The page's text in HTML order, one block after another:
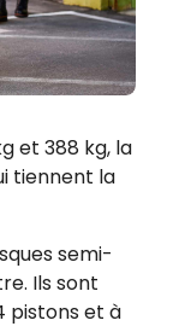
et 388 kg, la
tiennent la
semi-
Ils sont
pistons et à